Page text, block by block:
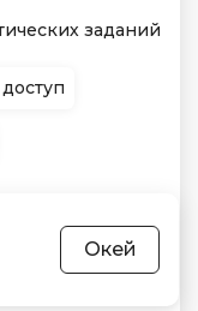
заданий
400 сум
Окей